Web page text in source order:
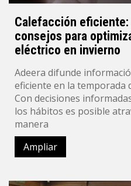
Calefacción eficiente:
consejos para
eléctrico en invierno
Adeera difunde
eficiente en la temporada
Con decisiones
los hábitos es posible
manera
Ampliar